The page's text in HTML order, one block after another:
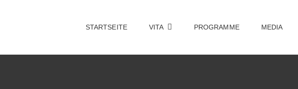
STARTSEITE VITA PROGRAMME MEDIA